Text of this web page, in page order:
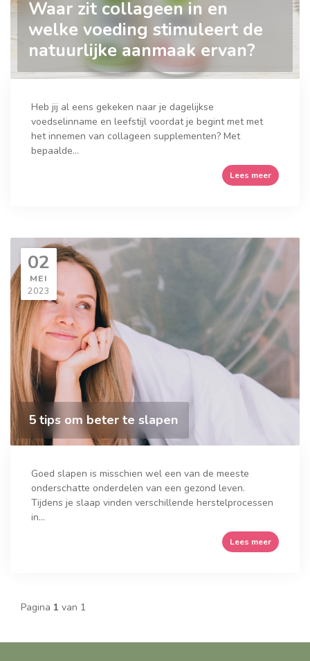
Waar zit collageen in en
welke voeding stimuleert de
natuurlijke aanmaak ervan?
Heb jij al eens gekeken naar je dagelijkse
voedselinname en leefstijl voordat je begint met met
het innemen van collageen supplementen? Met
bepaalde...
Lees meer
02
MEI
2023
5 tips om beter te slapen
Goed slapen is misschien wel een van de meeste
onderschatte onderdelen van een gezond leven.
Tijdens je slaap vinden verschillende herstelprocessen
in...
Lees meer
Pagina 1 van 1